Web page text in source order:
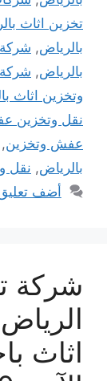
تخزين اثاث
بالرياض,
بالرياض,
وتخزين اثاث
نقل وتخزين
عفش وتخزين,
بالرياض, نقل
أضف
شركة